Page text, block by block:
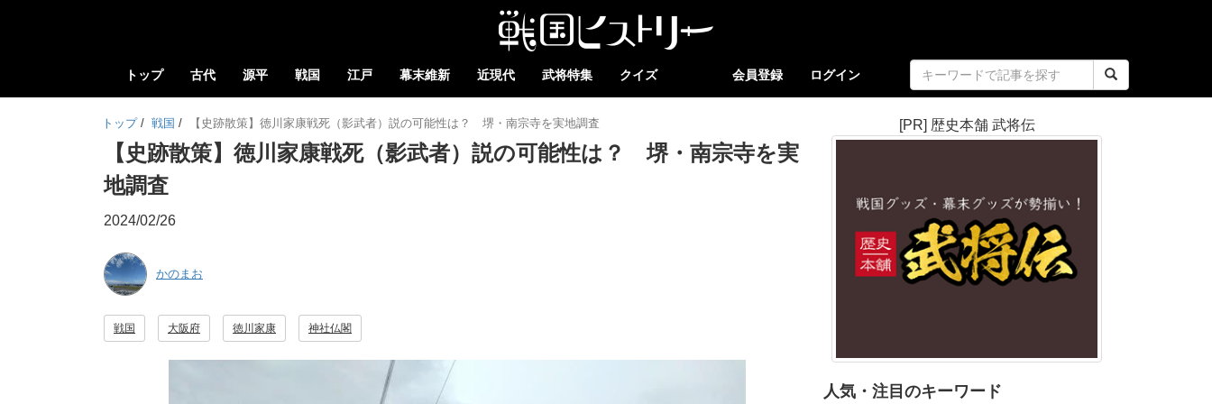
トップ 古代 源平 戦国 江戸 幕末維新 近現代 武将特集 クイズ 会員登録 ログイン
トップ / 戦国 / 【史跡散策】徳川家康戦死（影武者）説の可能性は？ 堺・南宗寺を実地調査
【史跡散策】徳川家康戦死（影武者）説の可能性は？ 堺・南宗寺を実
地調査
2024/02/26
かのまお
戦国 大阪府 徳川家康 神社仏閣
[PR] 歴史本舗 武将伝
人気・注目のキーワード